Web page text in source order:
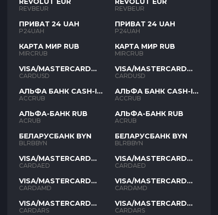
REVBEUR
ПРИВАТ 24 UAH
P24UAH
КАРТА МИР RUB
MIRCRUB
VISA/MASTERCARD
USD
CARDUSD
АЛЬФА БАНК CASH-IN
RUB
ACCRUB
АЛЬФА-БАНК RUB
ACRUB
БЕЛАРУСБАНК BYN
BLRBBYN
VISA/MASTERCARD
AED
CARDAED
VISA/MASTERCARD
AMD
CARDAMD
VISA/MASTERCARD
ARS
CARDARS
REVBEUR
ПРИВАТ 24 UAH
P24UAH
КАРТА МИР RUB
MIRCRUB
VISA/MASTERCARD
USD
CARDUSD
АЛЬФА БАНК CASH-IN
RUB
ACCRUB
АЛЬФА-БАНК RUB
ACRUB
БЕЛАРУСБАНК BYN
BLRBBYN
VISA/MASTERCARD
AED
CARDAED
VISA/MASTERCARD
AMD
CARDAMD
VISA/MASTERCARD
ARS
CARDARS